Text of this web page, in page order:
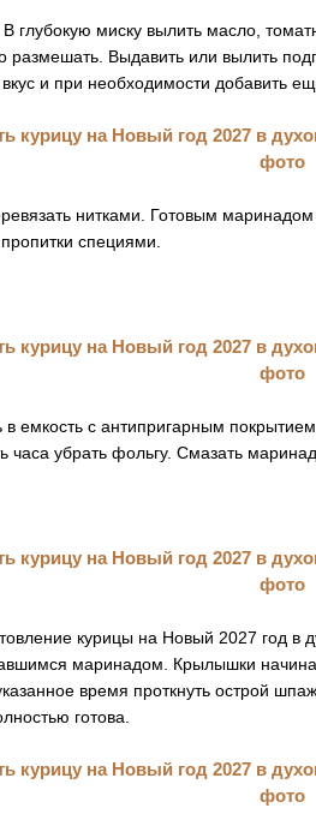
глубокую миску вылить масло,
размешать. Выдавить или вылить
и при необходимости добавить
нитками. Готовым маринадом
специями.
в емкость с антипригарным
часа убрать фольгу. Смазать
курицы на Новый 2027 год в
маринадом. Крылышки
время проткнуть острой
готова.